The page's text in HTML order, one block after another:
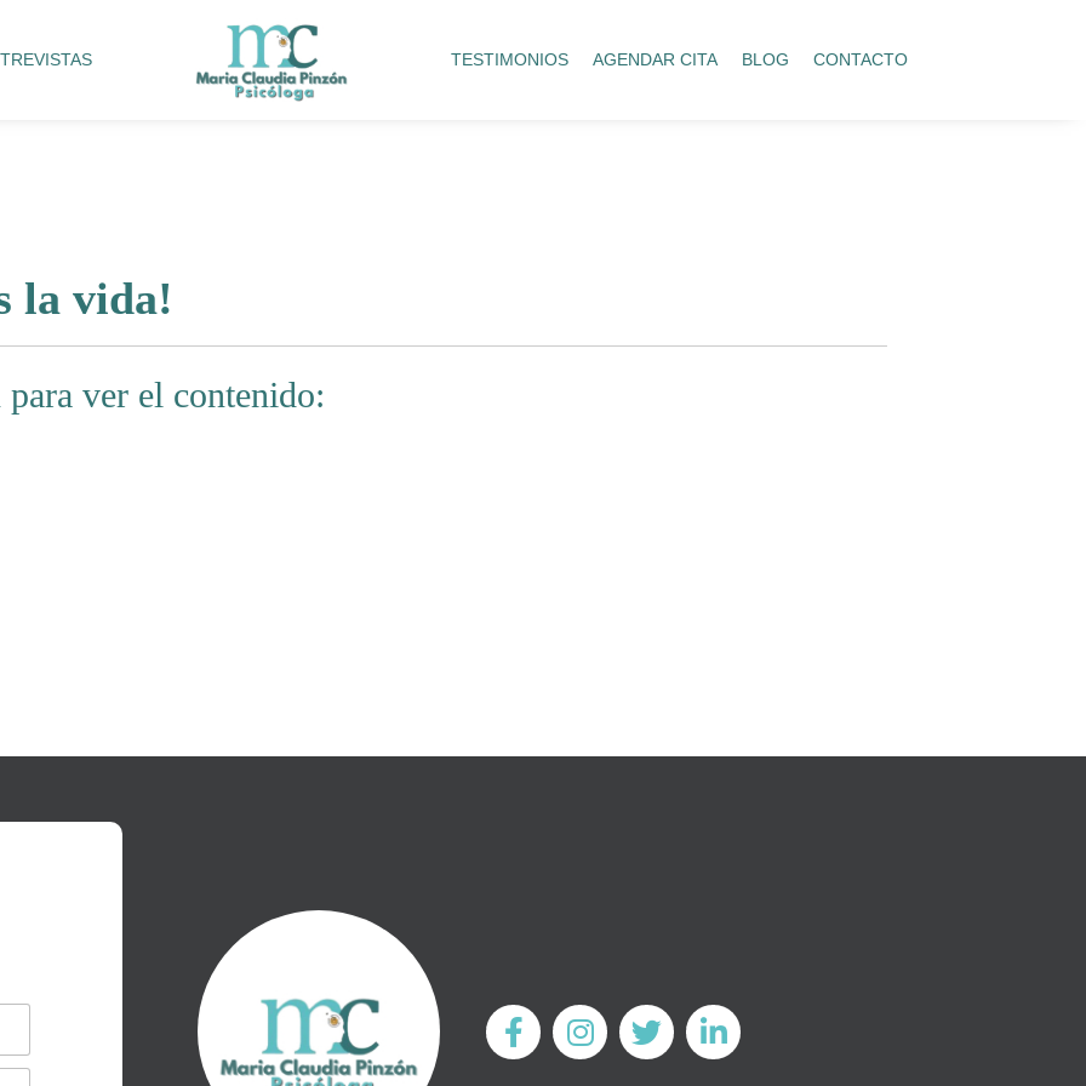
TESTIMONIOS AGENDAR CITA BLOG CONTACTO
la vida!
ver el contenido: